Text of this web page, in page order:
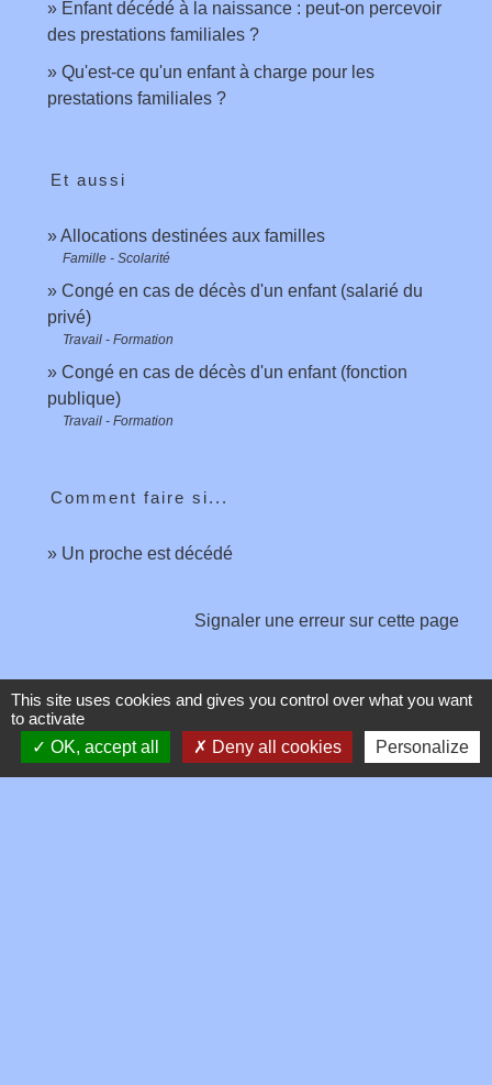
Enfant décédé à la naissance : peut-on percevoir
des prestations familiales ?
Qu'est-ce qu'un enfant à charge pour les
prestations familiales ?
Et aussi
Allocations destinées aux familles
Famille - Scolarité
Congé en cas de décès d'un enfant (salarié du
privé)
Travail - Formation
Congé en cas de décès d'un enfant (fonction
publique)
Travail - Formation
Comment faire si...
Un proche est décédé
Signaler une erreur sur cette page
Contacts
This site uses cookies and gives you control over what you want
to activate
OK, accept all
Deny all cookies Personalize